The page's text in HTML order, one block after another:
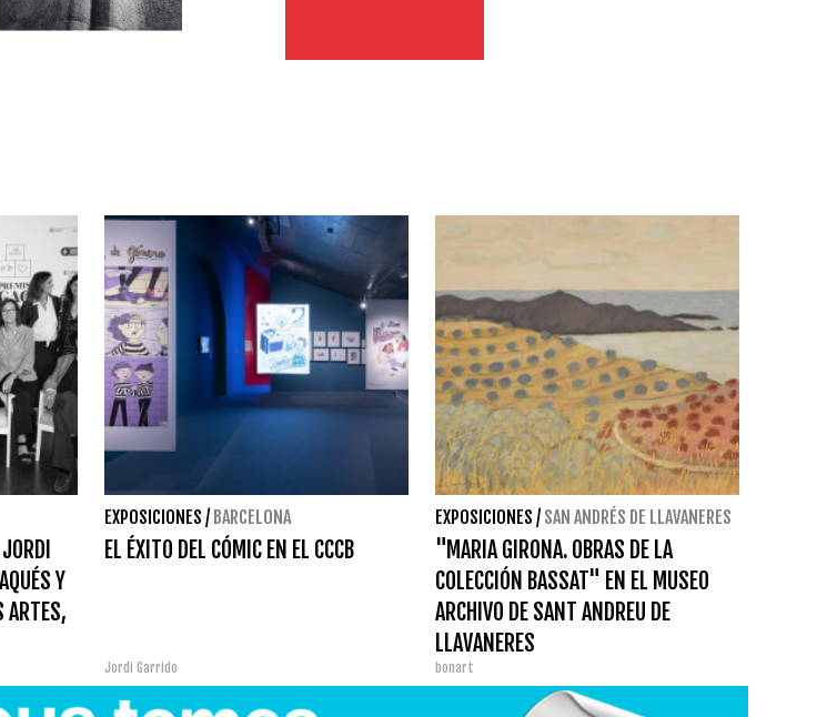
Y
ARTES,
EXPOSICIONES / BARCELONA
EL ÉXITO DEL CÓMIC EN EL CCCB
Jordi Garrido
EXPOSICIONES / SAN ANDRÉS DE LLAVANERES
"MARIA GIRONA. OBRAS DE LA
COLECCIÓN BASSAT" EN EL MUSEO
ARCHIVO DE SANT ANDREU DE
LLAVANERES
bonart